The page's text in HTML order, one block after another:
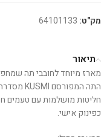
מק"ט: 64101133
תיאור
מארז מיוחד לחובבי תה
חליטות מושלמות עם טעמים
כפינוק אישי.